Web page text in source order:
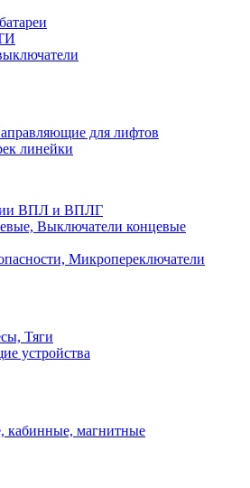
для лифтов
линейки
ВПЛ и ВПЛГ
Выключатели концевые
Микропереключатели
Тяги
устройства
кабинные, магнитные